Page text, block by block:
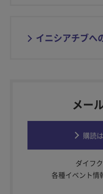
イニシアチブへ
メー
購読
ダイフ
各種イベント情